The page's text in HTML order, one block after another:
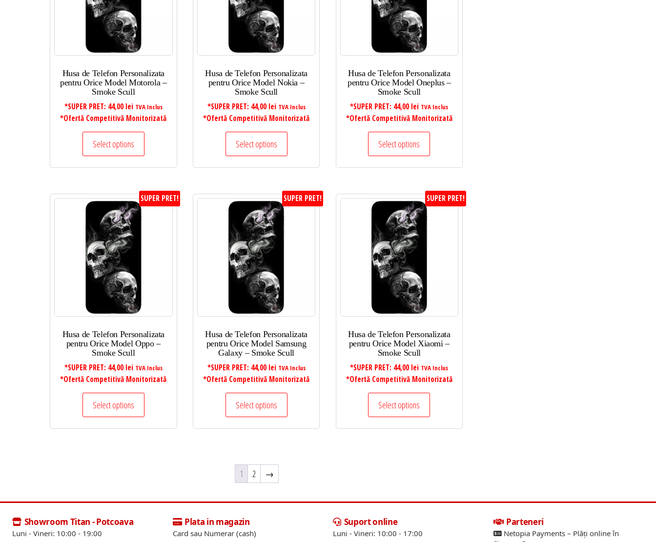
Husa de Telefon Personalizata
pentru Orice Model Motorola –
Smoke Scull
*SUPER PRET: 44,00 lei TVA Inclus
*Ofertă Competitivă Monitorizată
Select options
Husa de Telefon Personalizata
pentru Orice Model Nokia –
Smoke Scull
*SUPER PRET: 44,00 lei TVA Inclus
*Ofertă Competitivă Monitorizată
Select options
Husa de Telefon Personalizata
pentru Orice Model Oneplus –
Smoke Scull
*SUPER PRET: 44,00 lei TVA Inclus
*Ofertă Competitivă Monitorizată
Select options
SUPER PRET!
Husa de Telefon Personalizata
pentru Orice Model Oppo –
Smoke Scull
*SUPER PRET: 44,00 lei TVA Inclus
*Ofertă Competitivă Monitorizată
Select options
SUPER PRET!
Husa de Telefon Personalizata
pentru Orice Model Samsung
Galaxy – Smoke Scull
*SUPER PRET: 44,00 lei TVA Inclus
*Ofertă Competitivă Monitorizată
Select options
SUPER PRET!
Husa de Telefon Personalizata
pentru Orice Model Xiaomi –
Smoke Scull
*SUPER PRET: 44,00 lei TVA Inclus
*Ofertă Competitivă Monitorizată
Select options
1 2 →
Showroom Titan - Potcoava
Luni - Vineri: 10:00 - 19:00
Plata in magazin
Card sau Numerar (cash)
Suport online
Luni - Vineri: 10:00 - 17:00
Parteneri
Netopia Payments – Plăți online în